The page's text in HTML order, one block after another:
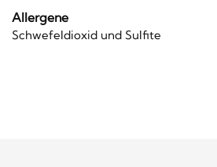
Allergene
Schwefeldioxid und Sulfite